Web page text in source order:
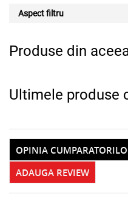
Aspect filtru
Produse din
Ultimele produse
ADAUGA REVIEW
OPINIA